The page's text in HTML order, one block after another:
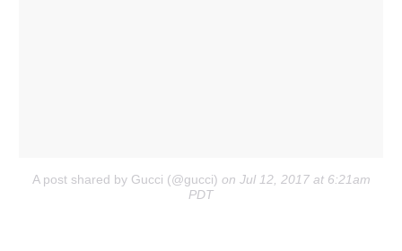
A post shared by Gucci (@gucci) on Jul 12, 2017 at 6:21am
PDT